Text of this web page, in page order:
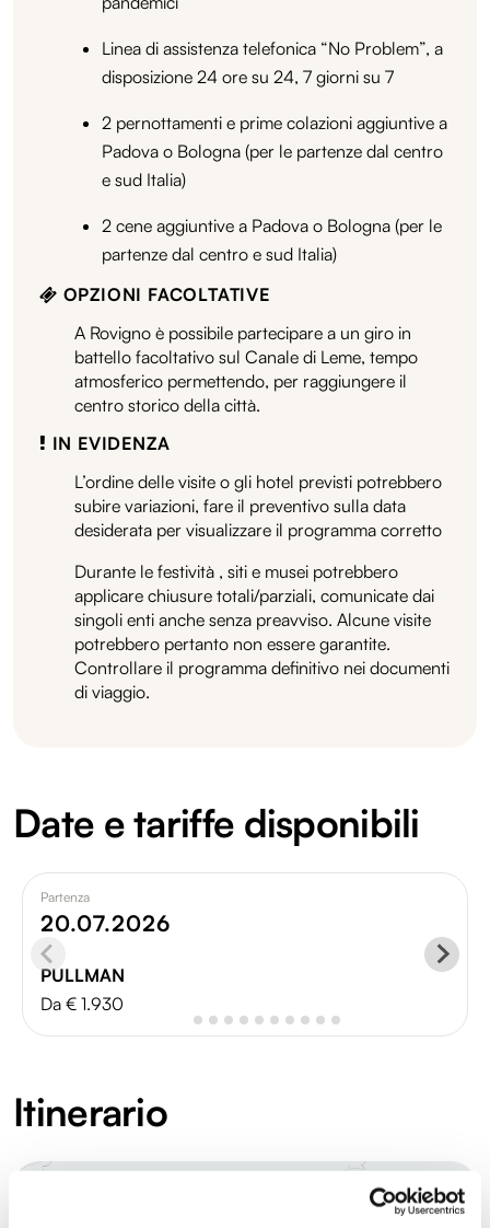
Linea di assistenza telefonica “No Problem”, a
disposizione 24 ore su 24, 7 giorni su 7
2 pernottamenti e prime colazioni aggiuntive a
Padova o Bologna (per le partenze dal centro
e sud Italia)
2 cene aggiuntive a Padova o Bologna (per le
partenze dal centro e sud Italia)
OPZIONI FACOLTATIVE
A Rovigno è possibile partecipare a un giro in
battello facoltativo sul Canale di Leme, tempo
atmosferico permettendo, per raggiungere il
centro storico della città.
IN EVIDENZA
L’ordine delle visite o gli hotel previsti potrebbero
subire variazioni, fare il preventivo sulla data
desiderata per visualizzare il programma corretto
Durante le festività , siti e musei potrebbero
applicare chiusure totali/parziali, comunicate dai
singoli enti anche senza preavviso. Alcune visite
potrebbero pertanto non essere garantite.
Controllare il programma definitivo nei documenti
di viaggio.
Date e tariffe disponibili
Partenza
20.07.2026
PULLMAN
Da € 1.930
Itinerario